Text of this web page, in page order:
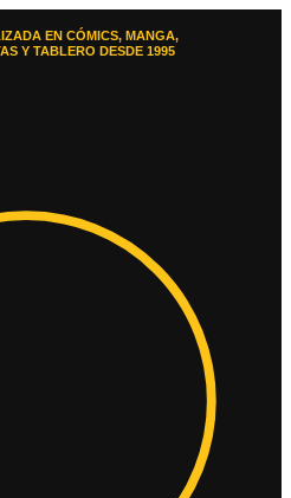
EN CÓMICS, MANGA,
Y TABLERO DESDE 1995